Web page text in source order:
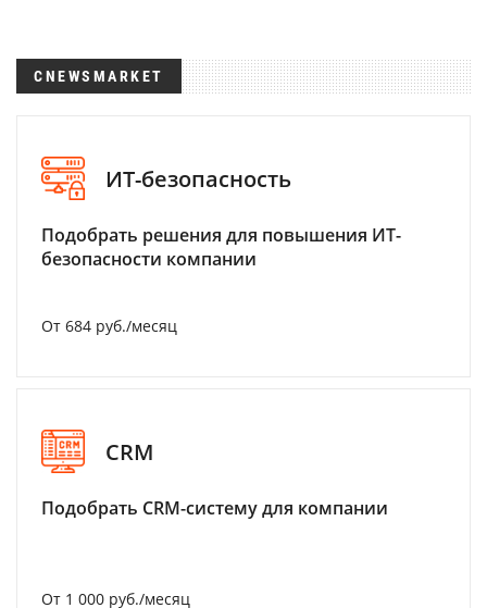
CNEWSMARKET
ИТ-безопасность
Подобрать решения для повышения ИТ-
безопасности компании
От 684 руб./месяц
CRM
Подобрать CRM-систему для компании
От 1 000 руб./месяц